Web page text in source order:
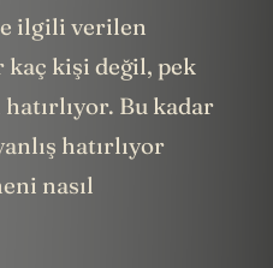
ilgili verilen
kişi değil, pek
hatırlıyor. Bu kadar
hatırlıyor
nasıl